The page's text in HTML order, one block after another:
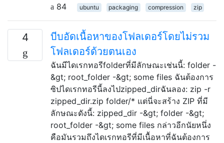
84
ubuntu packaging compression zip
4
บีบอัดเนื้อหาของโฟลเดอร์โดยไม่รวม
โฟลเดอร์ด้วยตนเอง
ฉันมีไดเรกทอรีfolderที่มีลักษณะเช่นนี้: folder -
&gt; root_folder -&gt; some files ฉันต้องการ
ซิปไดเรกทอรีนี้ลงไปzipped_dirฉันลอง: zip -r
zipped_dir.zip folder/* แต่นี่จะสร้าง ZIP ที่มี
ลักษณะดังนี้: zipped_dir -&gt; folder -&gt;
root_folder -&gt; some files กล่าวอีกนัยหนึ่ง
คือมันรวมถึงไดเรกทอรีที่มีเนื้อหาที่ฉันต้องการ